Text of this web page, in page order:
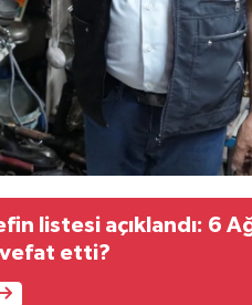
listesi açıklandı: 6
etti?